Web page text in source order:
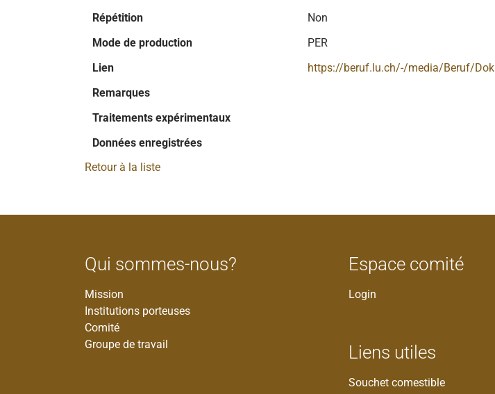
Répétition
Non
Mode de production
PER
Lien
https://beruf.lu.ch/-/media/Beruf/
Remarques
Traitements expérimentaux
Données enregistrées
Retour à la liste
Qui sommes-nous?
Mission
Institutions porteuses
Comité
Groupe de travail
Espace comité
Login
Liens utiles
Souchet comestible